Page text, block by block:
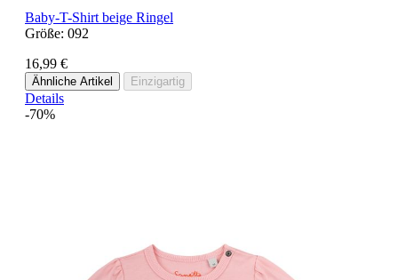
Baby-T-Shirt beige Ringel
Größe: 092
16,99 €
Ähnliche Artikel Einzigartig
Details
-70%